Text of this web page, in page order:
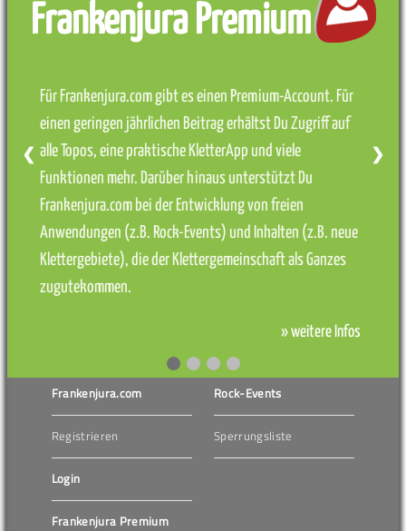
Frankenjura Premium
Für Frankenjura.com gibt es einen Premium-Account. Für
einen geringen jährlichen Beitrag erhältst Du Zugriff auf
alle Topos, eine praktische KletterApp und viele
Funktionen mehr. Darüber hinaus unterstützt Du
Frankenjura.com bei der Entwicklung von freien
Anwendungen (z.B. Rock-Events) und Inhalten (z.B. neue
Klettergebiete), die der Klettergemeinschaft als Ganzes
zugutekommen.
» weitere Infos
❮ ❯
Frankenjura.com
Registrieren
Login
Frankenjura Premium
Rock-Events
Sperrungsliste